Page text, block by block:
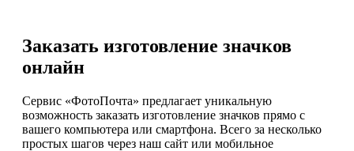
Заказать изготовление значков
онлайн
Сервис «ФотоПочта» предлагает уникальную
возможность заказать изготовление значков прямо с
вашего компьютера или смартфона. Всего за несколько
простых шагов через наш сайт или мобильное